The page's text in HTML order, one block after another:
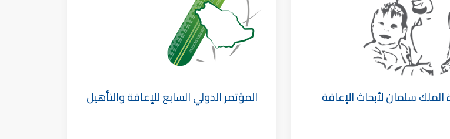
الملك سلمان لأبحاث الإعاقة المؤتمر الدولي السابع للإعاقة والتأهيل